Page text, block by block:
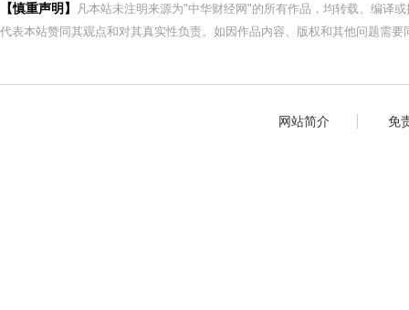
【慎重声明】
凡本站未注明来源为"中华财经网"的所有作品，均转载、编译
代表本站赞同其观点和对其真实性负责。如因作品内容、版权和其他问题需
网站简介 免